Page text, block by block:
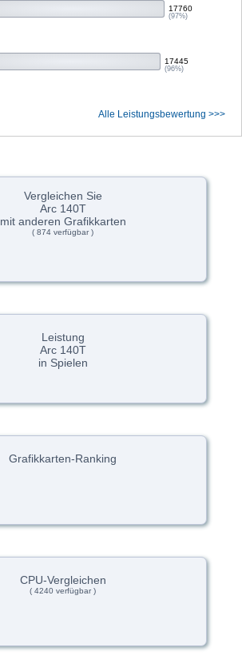
17760
(97%)
17445
(96%)
Alle Leistungsbewertung >>>
Vergleichen Sie
Arc 140T
mit anderen Grafikkarten
( 874 verfügbar )
Leistung
Arc 140T
in Spielen
Grafikkarten-Ranking
CPU-Vergleichen
( 4240 verfügbar )